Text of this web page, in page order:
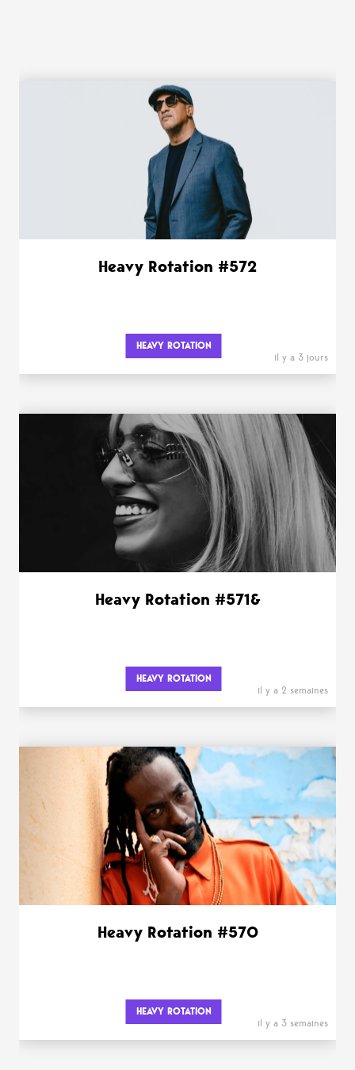
WANT MORE ?
Heavy Rotation #572
HEAVY ROTATION
il y a 3 jours
Heavy Rotation #571&
HEAVY ROTATION
il y a 2 semaines
Heavy Rotation #570
HEAVY ROTATION
il y a 3 semaines